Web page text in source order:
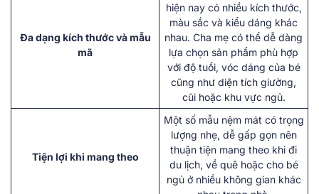
Đa dạng kích thước và mẫu
mã
hiện nay có nhiều kích thước,
màu sắc và kiểu dáng khác
nhau. Cha mẹ có thể dễ dàng
lựa chọn sản phẩm phù hợp
với độ tuổi, vóc dáng của bé
cũng như diện tích giường,
cũi hoặc khu vực ngủ.
Tiện lợi khi mang theo
Một số mẫu nệm mát có trọng
lượng nhẹ, dễ gấp gọn nên
thuận tiện mang theo khi đi
du lịch, về quê hoặc cho bé
ngủ ở nhiều không gian khác